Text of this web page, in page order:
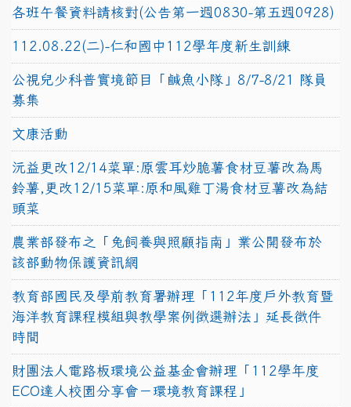
各班午餐資料請核對(公告第一週0830-第五週0928)
112.08.22(二)-仁和國中112學年度新生訓練
公視兒少科普實境節目「鹹魚小隊」8/7-8/21 隊員
募集
文康活動
沅益更改12/14菜單:原雲耳炒脆薯食材豆薯改為馬
鈴薯,更改12/15菜單:原和風雞丁湯食材豆薯改為結
頭菜
農業部發布之「兔飼養與照顧指南」業公開發布於
該部動物保護資訊網
教育部國民及學前教育署辦理「112年度戶外教育暨
海洋教育課程模組與教學案例徵選辦法」延長徵件
時間
財團法人電路板環境公益基金會辦理「112學年度
ECO達人校園分享會－環境教育課程」